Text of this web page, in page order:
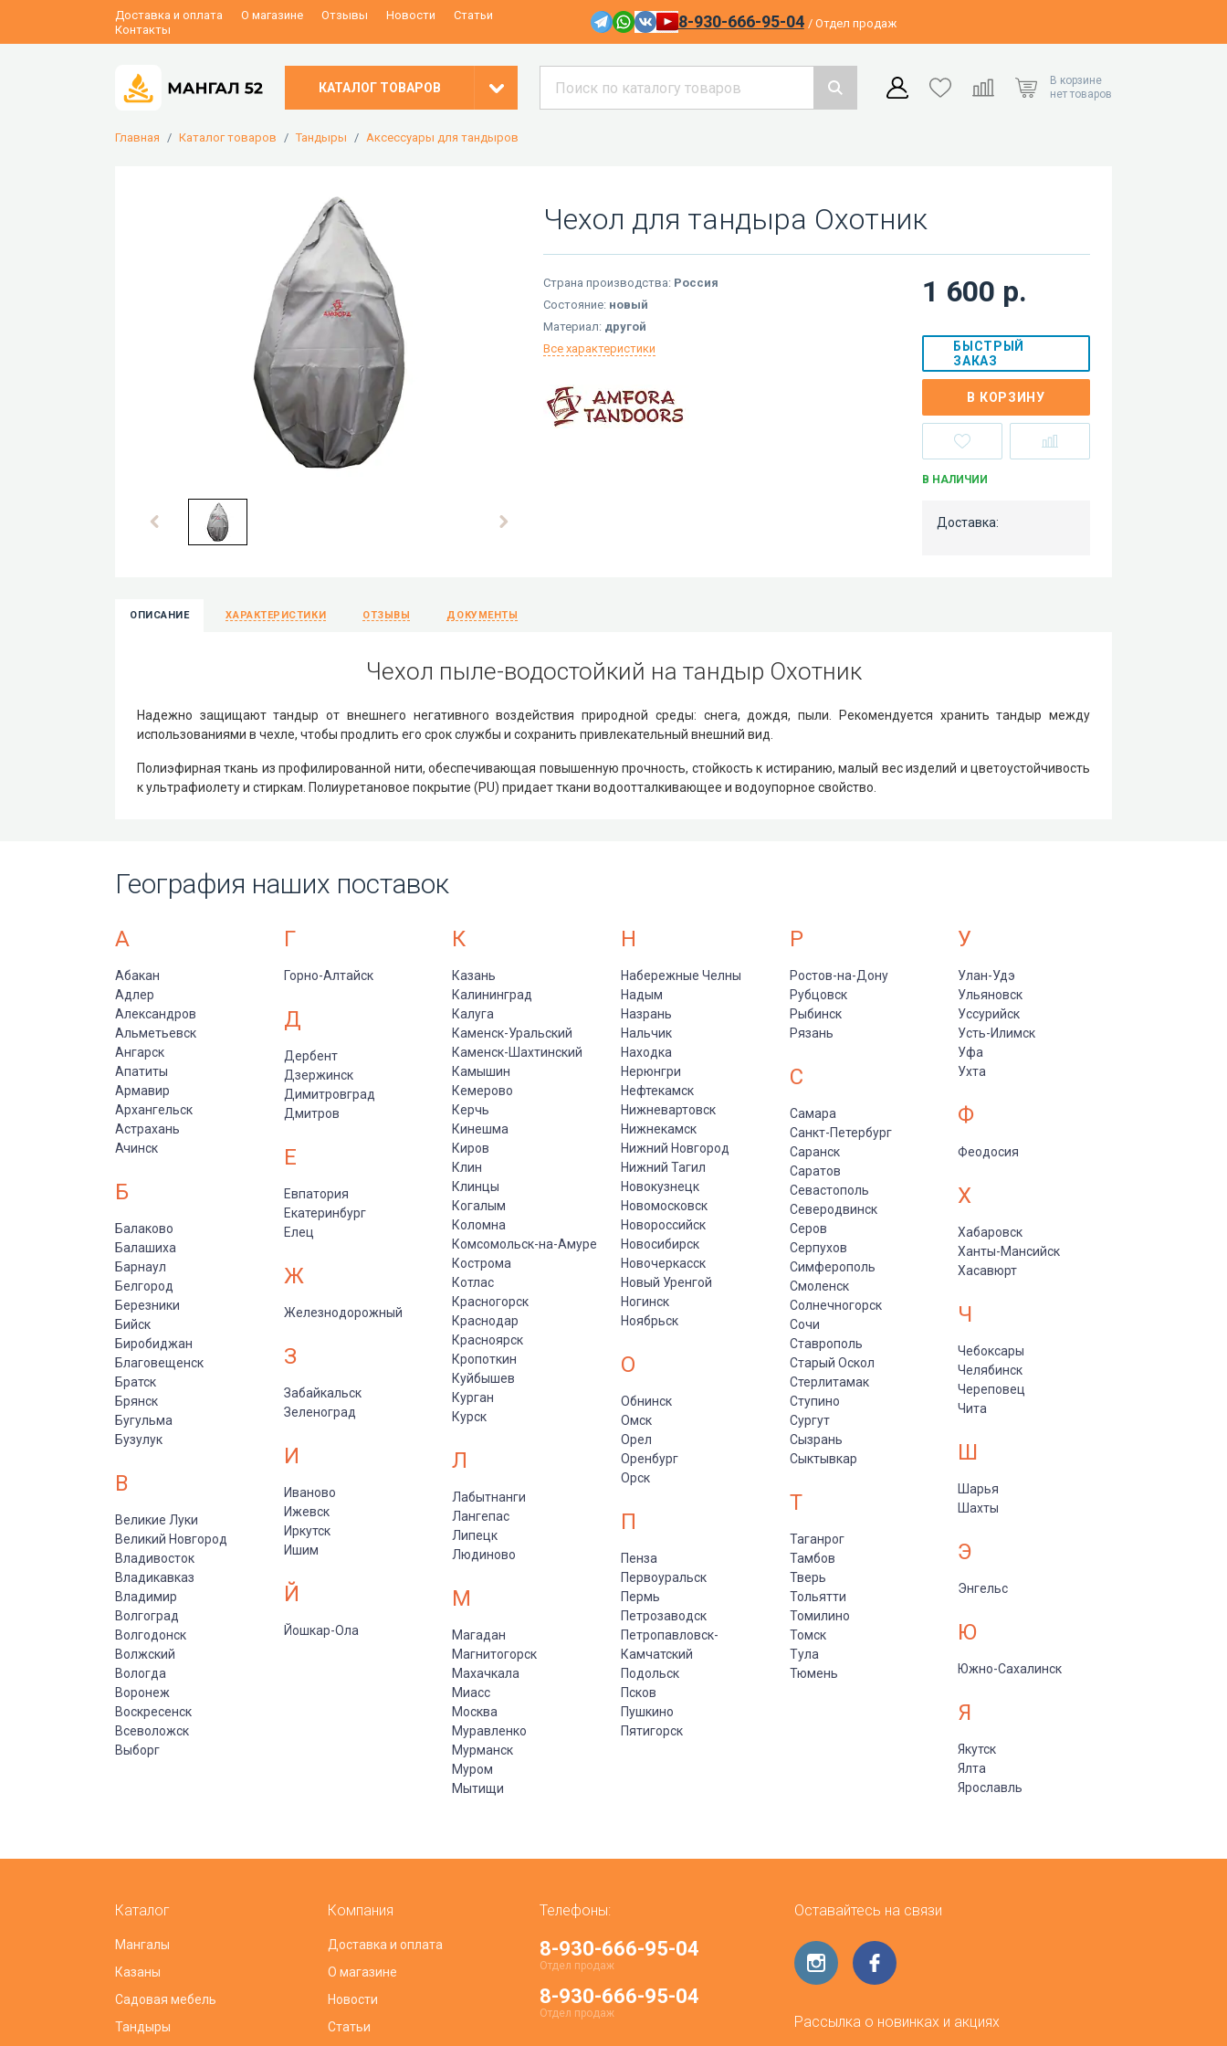
Доставка и оплата О магазине Отзывы Новости
Статьи
Контакты
8-930-666-95-04 / Отдел продаж
КАТАЛОГ ТОВАРОВ
В корзине
нет товаров
Главная Каталог товаров Тандыры Аксессуары для тандыров
Чехол для тандыра Охотник
Страна производства: Россия
Состояние: новый
Материал: другой
Все характеристики
1 600 р.
БЫСТРЫЙ
ЗАКАЗ
В КОРЗИНУ
В НАЛИЧИИ
Доставка:
ОПИСАНИЕ ХАРАКТЕРИСТИКИ ОТЗЫВЫ ДОКУМЕНТЫ
Чехол пыле-водостойкий на тандыр Охотник
Надежно защищают тандыр от внешнего негативного воздействия природной среды: снега, дождя, пыли. Рекомендуется хранить тандыр между
использованиями в чехле, чтобы продлить его срок службы и сохранить привлекательный внешний вид.
Полиэфирная ткань из профилированной нити, обеспечивающая повышенную прочность, стойкость к истиранию, малый вес изделий и цветоустойчивость
к ультрафиолету и стиркам. Полиуретановое покрытие (PU) придает ткани водоотталкивающее и водоупорное свойство.
География наших поставок
А
Абакан
Адлер
Александров
Альметьевск
Ангарск
Апатиты
Армавир
Архангельск
Астрахань
Ачинск
Б
Балаково
Балашиха
Барнаул
Белгород
Березники
Бийск
Биробиджан
Благовещенск
Братск
Брянск
Бугульма
Бузулук
В
Великие Луки
Великий Новгород
Владивосток
Владикавказ
Владимир
Волгоград
Волгодонск
Волжский
Вологда
Воронеж
Воскресенск
Всеволожск
Выборг
Г
Горно-Алтайск
Д
Дербент
Дзержинск
Димитровград
Дмитров
Е
Евпатория
Екатеринбург
Елец
Ж
Железнодорожный
З
Забайкальск
Зеленоград
И
Иваново
Ижевск
Иркутск
Ишим
Й
Йошкар-Ола
К
Казань
Калининград
Калуга
Каменск-Уральский
Каменск-Шахтинский
Камышин
Кемерово
Керчь
Кинешма
Киров
Клин
Клинцы
Когалым
Коломна
Комсомольск-на-Амуре
Кострома
Котлас
Красногорск
Краснодар
Красноярск
Кропоткин
Куйбышев
Курган
Курск
Л
Лабытнанги
Лангепас
Липецк
Людиново
М
Магадан
Магнитогорск
Махачкала
Миасс
Москва
Муравленко
Мурманск
Муром
Мытищи
Н
Набережные Челны
Надым
Назрань
Нальчик
Находка
Нерюнгри
Нефтекамск
Нижневартовск
Нижнекамск
Нижний Новгород
Нижний Тагил
Новокузнецк
Новомосковск
Новороссийск
Новосибирск
Новочеркасск
Новый Уренгой
Ногинск
Ноябрьск
О
Обнинск
Омск
Орел
Оренбург
Орск
П
Пенза
Первоуральск
Пермь
Петрозаводск
Петропавловск-
Камчатский
Подольск
Псков
Пушкино
Пятигорск
Р
Ростов-на-Дону
Рубцовск
Рыбинск
Рязань
С
Самара
Санкт-Петербург
Саранск
Саратов
Севастополь
Северодвинск
Серов
Серпухов
Симферополь
Смоленск
Солнечногорск
Сочи
Ставрополь
Старый Оскол
Стерлитамак
Ступино
Сургут
Сызрань
Сыктывкар
Т
Таганрог
Тамбов
Тверь
Тольятти
Томилино
Томск
Тула
Тюмень
У
Улан-Удэ
Ульяновск
Уссурийск
Усть-Илимск
Уфа
Ухта
Ф
Феодосия
Х
Хабаровск
Ханты-Мансийск
Хасавюрт
Ч
Чебоксары
Челябинск
Череповец
Чита
Ш
Шарья
Шахты
Э
Энгельс
Ю
Южно-Сахалинск
Я
Якутск
Ялта
Ярославль
Каталог
Мангалы
Казаны
Садовая мебель
Тандыры
Компания
Доставка и оплата
О магазине
Новости
Статьи
Телефоны:
8-930-666-95-04
Отдел продаж
8-930-666-95-04
Отдел продаж
Оставайтесь на связи
Рассылка о новинках и акциях